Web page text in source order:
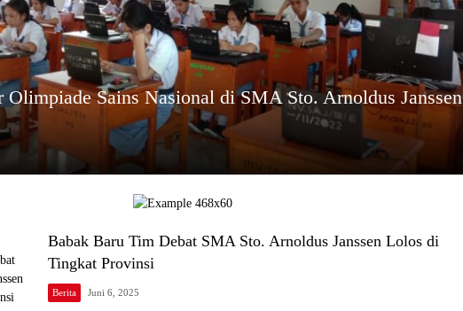
Olimpiade Sains Nasional di SMA Sto. Arnoldus Janssen
Babak Baru Tim Debat SMA Sto. Arnoldus Janssen Lolos di
Tingkat Provinsi
Berita Juni 6, 2025